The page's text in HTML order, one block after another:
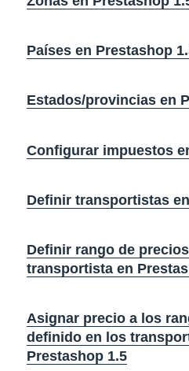
Países en Prestashop
Estados/provincias en
Configurar impuestos
Definir transportistas
Definir rango de
transportista en
Asignar precio a los
definido en los
Prestashop 1.5